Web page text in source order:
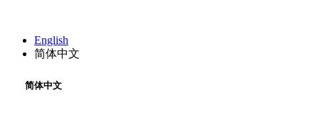
English
简体中文
简体中文